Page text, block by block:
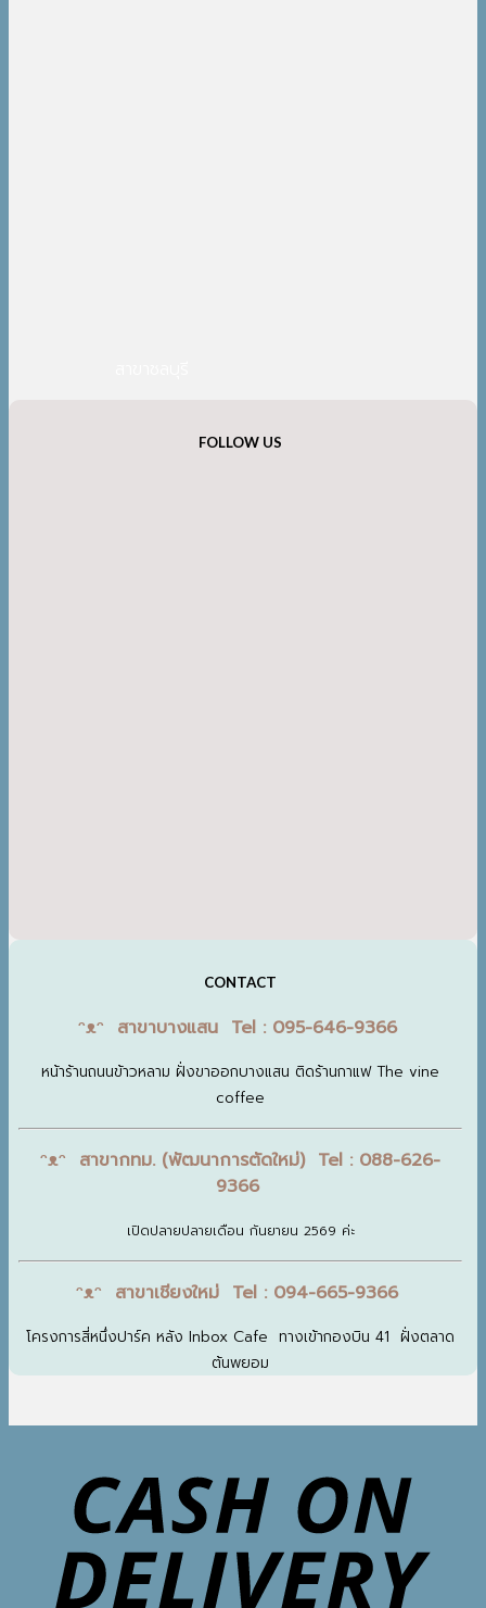
FOLLOW US
CONTACT
ᵔᴥᵔ สาขาบางแสน Tel : 095-646-9366
หน้าร้านถนนข้าวหลาม ฝั่งขาออกบางแสน ติดร้านกาแฟ The vine
coffee
ᵔᴥᵔ สาขากทม. (พัฒนาการตัดใหม่) Tel : 088-626-
9366
เปิดปลายปลายเดือน กันยายน 2569 ค่ะ
ᵔᴥᵔ สาขาเชียงใหม่ Tel : 094-665-9366
โครงการสี่หนึ่งปาร์ค หลัง Inbox Cafe ทางเข้ากองบิน 41 ฝั่งตลาด
ต้นพยอม